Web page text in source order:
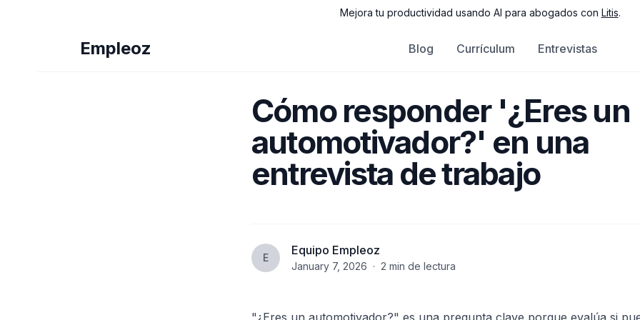
Mejora tu productividad usando AI para abogados con Litis.
Empleoz Blog Currículum Entrevistas
Cómo responder '¿Eres un
automotivador?' en una
entrevista de trabajo
E Equipo Empleoz
January 7, 2026 · 2 min de lectura
"¿Eres un automotivador?" es una pregunta clave porque evalúa si